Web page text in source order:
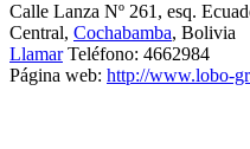
Calle Lanza Nº 261, esq.
Central, Cochabamba, Bolivia
Llamar Teléfono: 4662984
Página web: http://www.lobo-